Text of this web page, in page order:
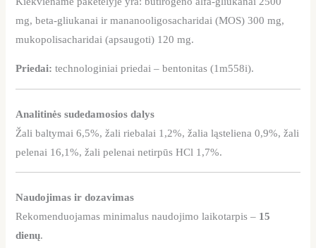
mg, beta-gliukanai ir mananooligosacharidai (MOS) 300 mg,
mukopolisacharidai (apsaugoti) 120 mg.
Priedai: technologiniai priedai – bentonitas (1m558i).
Analitinės sudedamosios dalys
Žali baltymai 6,5%, žali riebalai 1,2%, žalia ląsteliena 0,9%, žali
pelenai 16,1%, žali pelenai netirpūs HCl 1,7%.
Naudojimas ir dozavimas
Rekomenduojamas minimalus naudojimo laikotarpis – 15
dienų.